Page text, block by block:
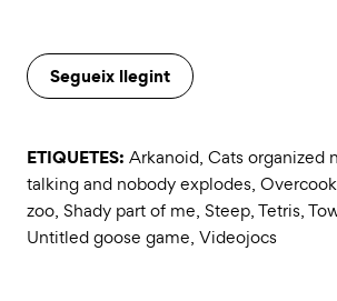
Segueix llegint
ETIQUETES: Arkanoid, Cats organized
talking and nobody explodes,
zoo, Shady part of me, Steep,Tetris,
Untitled goose game, Videojocs